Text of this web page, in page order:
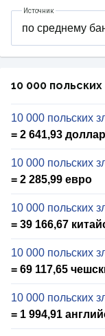
Источник
10 000
10 000 польских
= 2 641,93
10 000 польских
= 2 285,99 евро
10 000 польских
= 39 166,67
10 000 польских
= 69 117,65
10 000 польских
= 1 994,91